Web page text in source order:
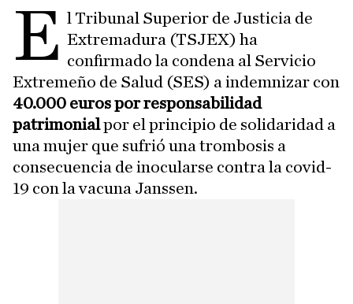
E l Tribunal Superior de Justicia de
Extremadura (TSJEX) ha
confirmado la condena al Servicio
Extremeño de Salud (SES) a indemnizar con
40.000 euros por responsabilidad
patrimonialpor el principio de solidaridad a
una mujer que sufrió una trombosis a
consecuencia de inocularse contra la covid-
19 con la vacuna Janssen.